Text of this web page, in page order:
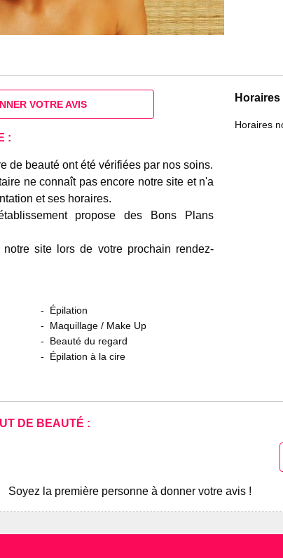
Horaires
VOTRE AVIS
:
de beauté ont été vérifiées par nos soins.
ne connaît pas encore notre site et n'a
et ses horaires.
propose des Bons Plans
site lors de votre prochain rendez-
Épilation
Maquillage / Make Up
Beauté du regard
Épilation à la cire
DE BEAUTÉ :
Soyez la première personne à donner votre avis !